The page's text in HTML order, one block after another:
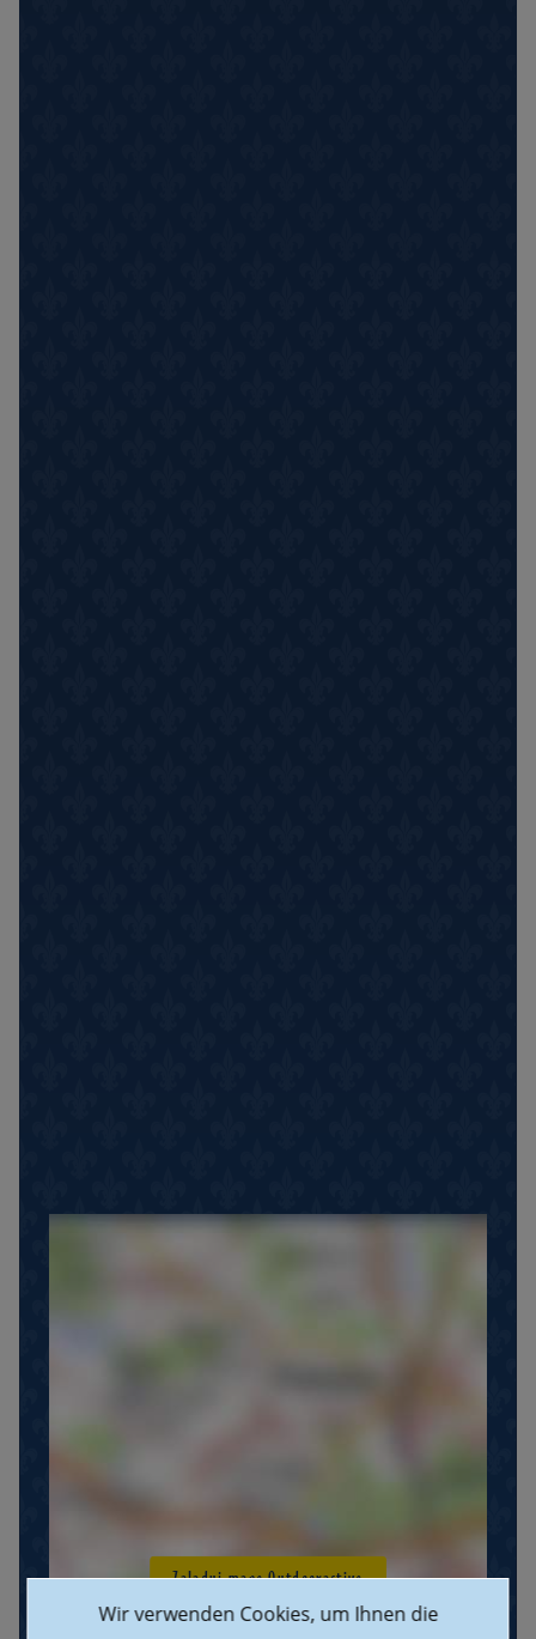
Załaduj mapę Outdooractive
Wir verwenden Cookies, um Ihnen die